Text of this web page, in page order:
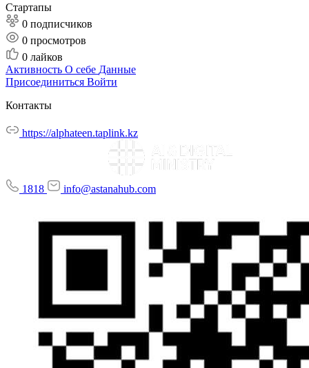
Стартапы
0 подписчиков
0 просмотров
0 лайков
Активность О себе Данные
Присоединиться Войти
Контакты
https://alphateen.taplink.kz
1818 info@astanahub.com